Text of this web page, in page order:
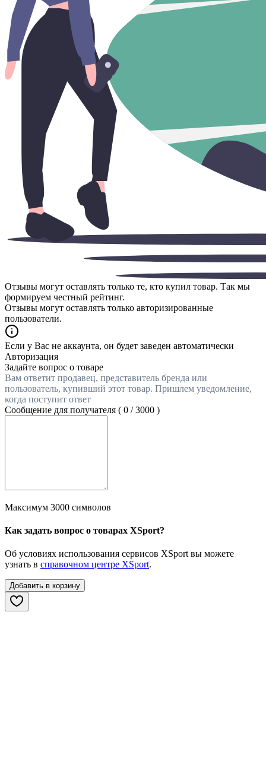
Отзывы могут оставлять только те, кто купил товар. Так мы
формируем честный рейтинг.
Отзывы могут оставлять только авторизированные
пользователи.
Если у Вас не аккаунта, он будет заведен автоматически
Авторизация
Задайте вопрос о товаре
Вам ответит продавец, представитель бренда или
пользователь, купивший этот товар. Пришлем уведомление,
когда поступит ответ
Сообщение для получателя ( 0 /3000 )
Максимум 3000 символов
Как задать вопрос о товарах XSport?
Об условиях использования сервисов XSport вы можете
узнать в справочном центре XSport.
Добавить в корзину